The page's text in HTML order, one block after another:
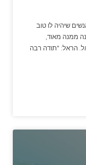
שיהיה לו טוב
ממנה מאוד,
הראל: "תודה רבה